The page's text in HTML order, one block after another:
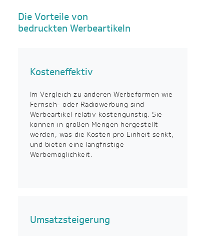
Die Vorteile von
bedruckten Werbeartikeln
Kosteneffektiv
Im Vergleich zu anderen Werbeformen wie
Fernseh- oder Radiowerbung sind
Werbeartikel relativ kostengünstig. Sie
können in großen Mengen hergestellt
werden, was die Kosten pro Einheit senkt,
und bieten eine langfristige
Werbemöglichkeit.
Umsatzsteigerung